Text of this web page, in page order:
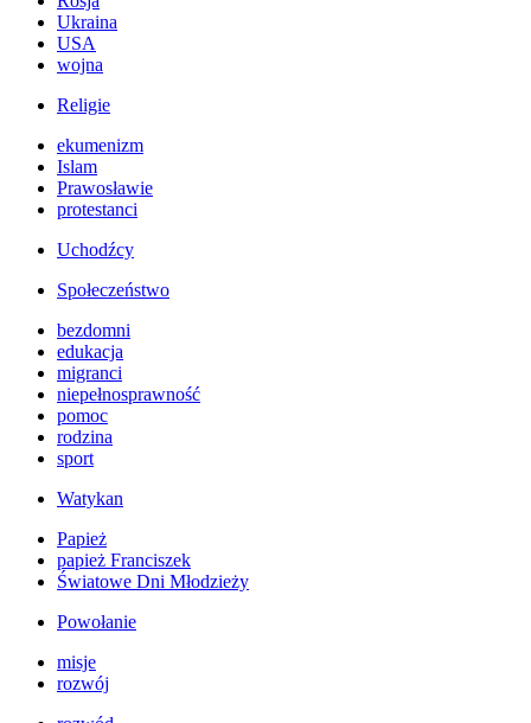
Ukraina
USA
wojna
Religie
ekumenizm
Islam
Prawosławie
protestanci
Uchodźcy
Społeczeństwo
bezdomni
edukacja
migranci
niepełnosprawność
pomoc
rodzina
sport
Watykan
Papież
papież Franciszek
Światowe Dni Młodzieży
Powołanie
misje
rozwój